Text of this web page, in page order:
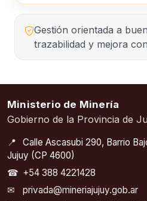
Gestión orientada a
trazabilidad y mejora
Ministerio de Minería
Gobierno de la Provincia de
📍
Calle Ascasubi 290, Barrio
Jujuy (CP 4600)
☎ +54 388 4221428
✉
privada@mineriajujuy.gob.ar